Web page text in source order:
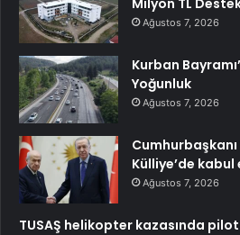
Ağustos 7, 2026
Kurban
Yoğunluk
Ağustos 7, 2026
Külliye’de
Ağustos 7, 2026
TUSAŞ helikopter kazasında